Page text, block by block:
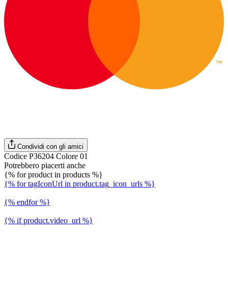
Condividi con gli amici
Codice P36204 Colore 01
Potrebbero piacerti anche
{% for product in products %}
{% for tagIconUrl in product.tag_icon_urls %}
{% endfor %}
{% if product.video_url %}